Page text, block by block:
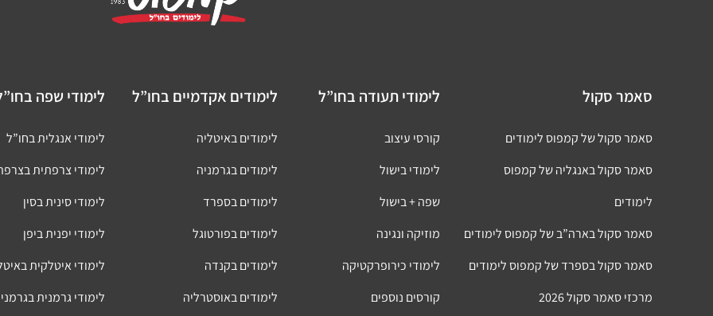
לימודי שפה
לימודי אנגלית בחו”ל
לימודי צרפתית
לימודי סינית בסין
לימודי יפנית ביפן
לימודי איטלקית
לימודי גרמנית
לימודים אקדמיים בחו”ל
לימודים באיטליה
לימודים בגרמניה
לימודים בספרד
לימודים בפורטוגל
לימודים בקנדה
לימודים באוסטרליה
לימודי תעודה בחו”ל
קורסי עיצוב
לימודי בישול
שפה + בישול
מוזיקה ונגינה
לימודי כירופרקטיקה
קורסים נוספים
סאמר סקול
סאמר סקול של קמפוס לימודים
סאמר סקול באנגליה של קמפוס
לימודים
סאמר סקול בארה”ב של קמפוס לימודים
סאמר סקול בספרד של קמפוס לימודים
מרכזי סאמר סקול 2026